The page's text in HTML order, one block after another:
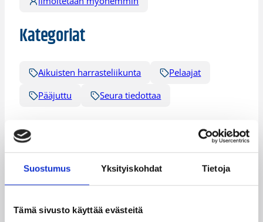
Suostumus Yksityiskohdat Tietoja
Tämä sivusto käyttää evästeitä
Kategoriat
Aikuisten harrasteliikunta
Pelaajat
Pääjuttu
Seura tiedottaa
Katso myös